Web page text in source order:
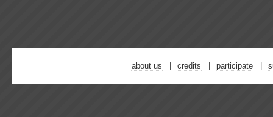
about us credits participate